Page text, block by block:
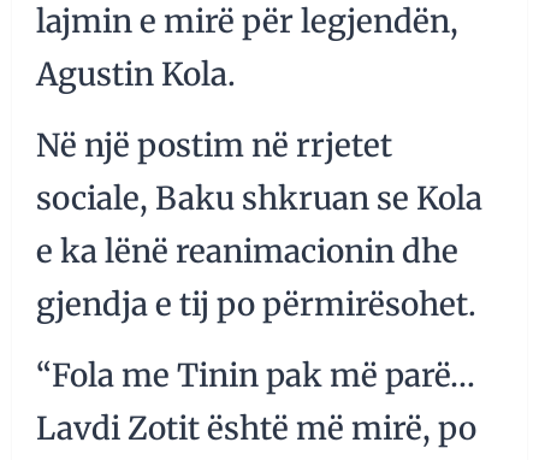
lajmin e mirë për legjendën,
Agustin Kola.
Në një postim në rrjetet
sociale, Baku shkruan se Kola
e ka lënë reanimacionin dhe
gjendja e tij po përmirësohet.
“Fola me Tinin pak më parë…
Lavdi Zotit është më mirë, po